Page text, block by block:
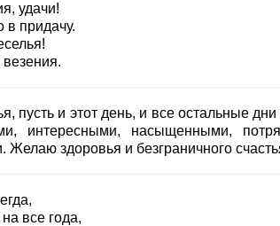
удачи!
в придачу.
пусть и этот день, и все остальные
интересными, насыщенными,
здоровья и безграничного
все года,